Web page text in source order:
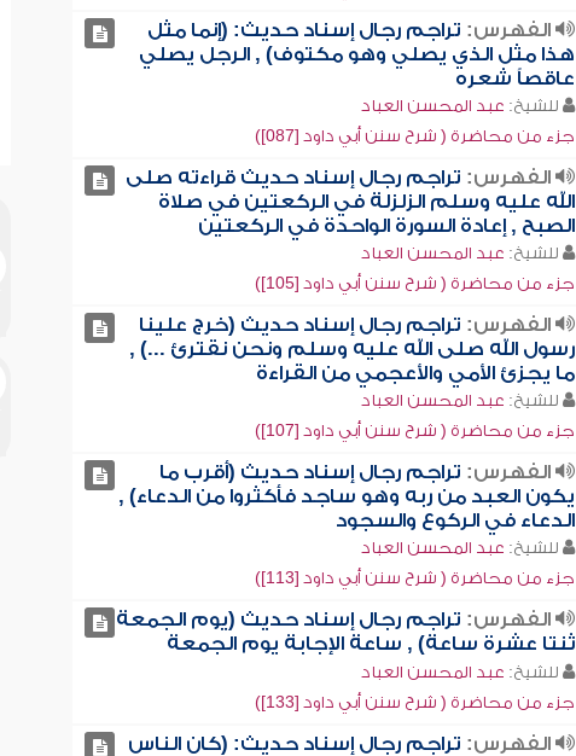
الفهرس: تراجم رجال إسناد حديث: (إنما مثل
هذا مثل الذي يصلي وهو مكتوف) , الرجل يصلي
عاقصاً شعره
للشيخ: عبد المحسن العباد
جزء من محاضرة ( شرح سنن أبي داود [087])
الفهرس: تراجم رجال إسناد حديث قراءته صلى
الله عليه وسلم الزلزلة في الركعتين في صلاة
الصبح , إعادة السورة الواحدة في الركعتين
للشيخ: عبد المحسن العباد
جزء من محاضرة ( شرح سنن أبي داود [105])
الفهرس: تراجم رجال إسناد حديث (خرج علينا
رسول الله صلى الله عليه وسلم ونحن نقترئ ...) ,
ما يجزئ الأمي والأعجمي من القراءة
للشيخ: عبد المحسن العباد
جزء من محاضرة ( شرح سنن أبي داود [107])
الفهرس: تراجم رجال إسناد حديث (أقرب ما
يكون العبد من ربه وهو ساجد فأكثروا من الدعاء) ,
الدعاء في الركوع والسجود
للشيخ: عبد المحسن العباد
جزء من محاضرة ( شرح سنن أبي داود [113])
الفهرس: تراجم رجال إسناد حديث (يوم الجمعة
ثنتا عشرة ساعة) , ساعة الإجابة يوم الجمعة
للشيخ: عبد المحسن العباد
جزء من محاضرة ( شرح سنن أبي داود [133])
الفهرس: تراجم رجال إسناد حديث: (كان الناس